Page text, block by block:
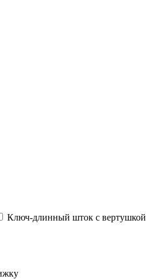
Ключ-длинный шток с вертушкой